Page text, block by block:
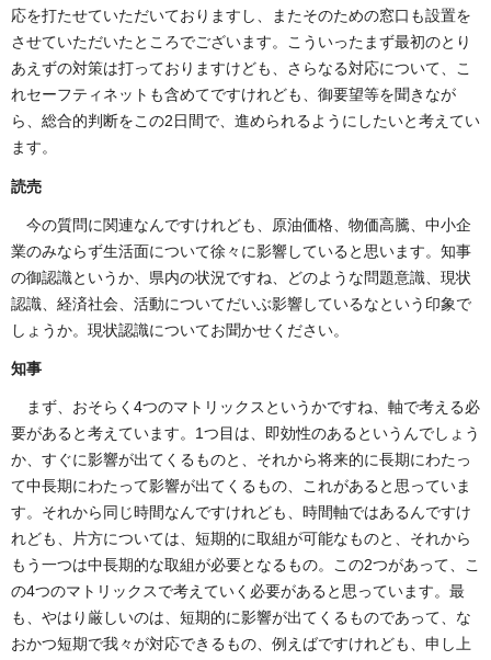
応を打たせていただいておりますし、またそのための窓口も設置を
させていただいたところでございます。こういったまず最初のとり
あえずの対策は打っておりますけども、さらなる対応について、こ
れセーフティネットも含めてですけれども、御要望等を聞きなが
ら、総合的判断をこの2日間で、進められるようにしたいと考えてい
ます。
読売
今の質問に関連なんですけれども、原油価格、物価高騰、中小企
業のみならず生活面について徐々に影響していると思います。知事
の御認識というか、県内の状況ですね、どのような問題意識、現状
認識、経済社会、活動についてだいぶ影響しているなという印象で
しょうか。現状認識についてお聞かせください。
知事
まず、おそらく4つのマトリックスというかですね、軸で考える必
要があると考えています。1つ目は、即効性のあるというんでしょう
か、すぐに影響が出てくるものと、それから将来的に長期にわたっ
て中長期にわたって影響が出てくるもの、これがあると思っていま
す。それから同じ時間なんですけれども、時間軸ではあるんですけ
れども、片方については、短期的に取組が可能なものと、それから
もう一つは中長期的な取組が必要となるもの。この2つがあって、こ
の4つのマトリックスで考えていく必要があると思っています。最
も、やはり厳しいのは、短期的に影響が出てくるものであって、な
おかつ短期で我々が対応できるもの、例えばですけれども、申し上